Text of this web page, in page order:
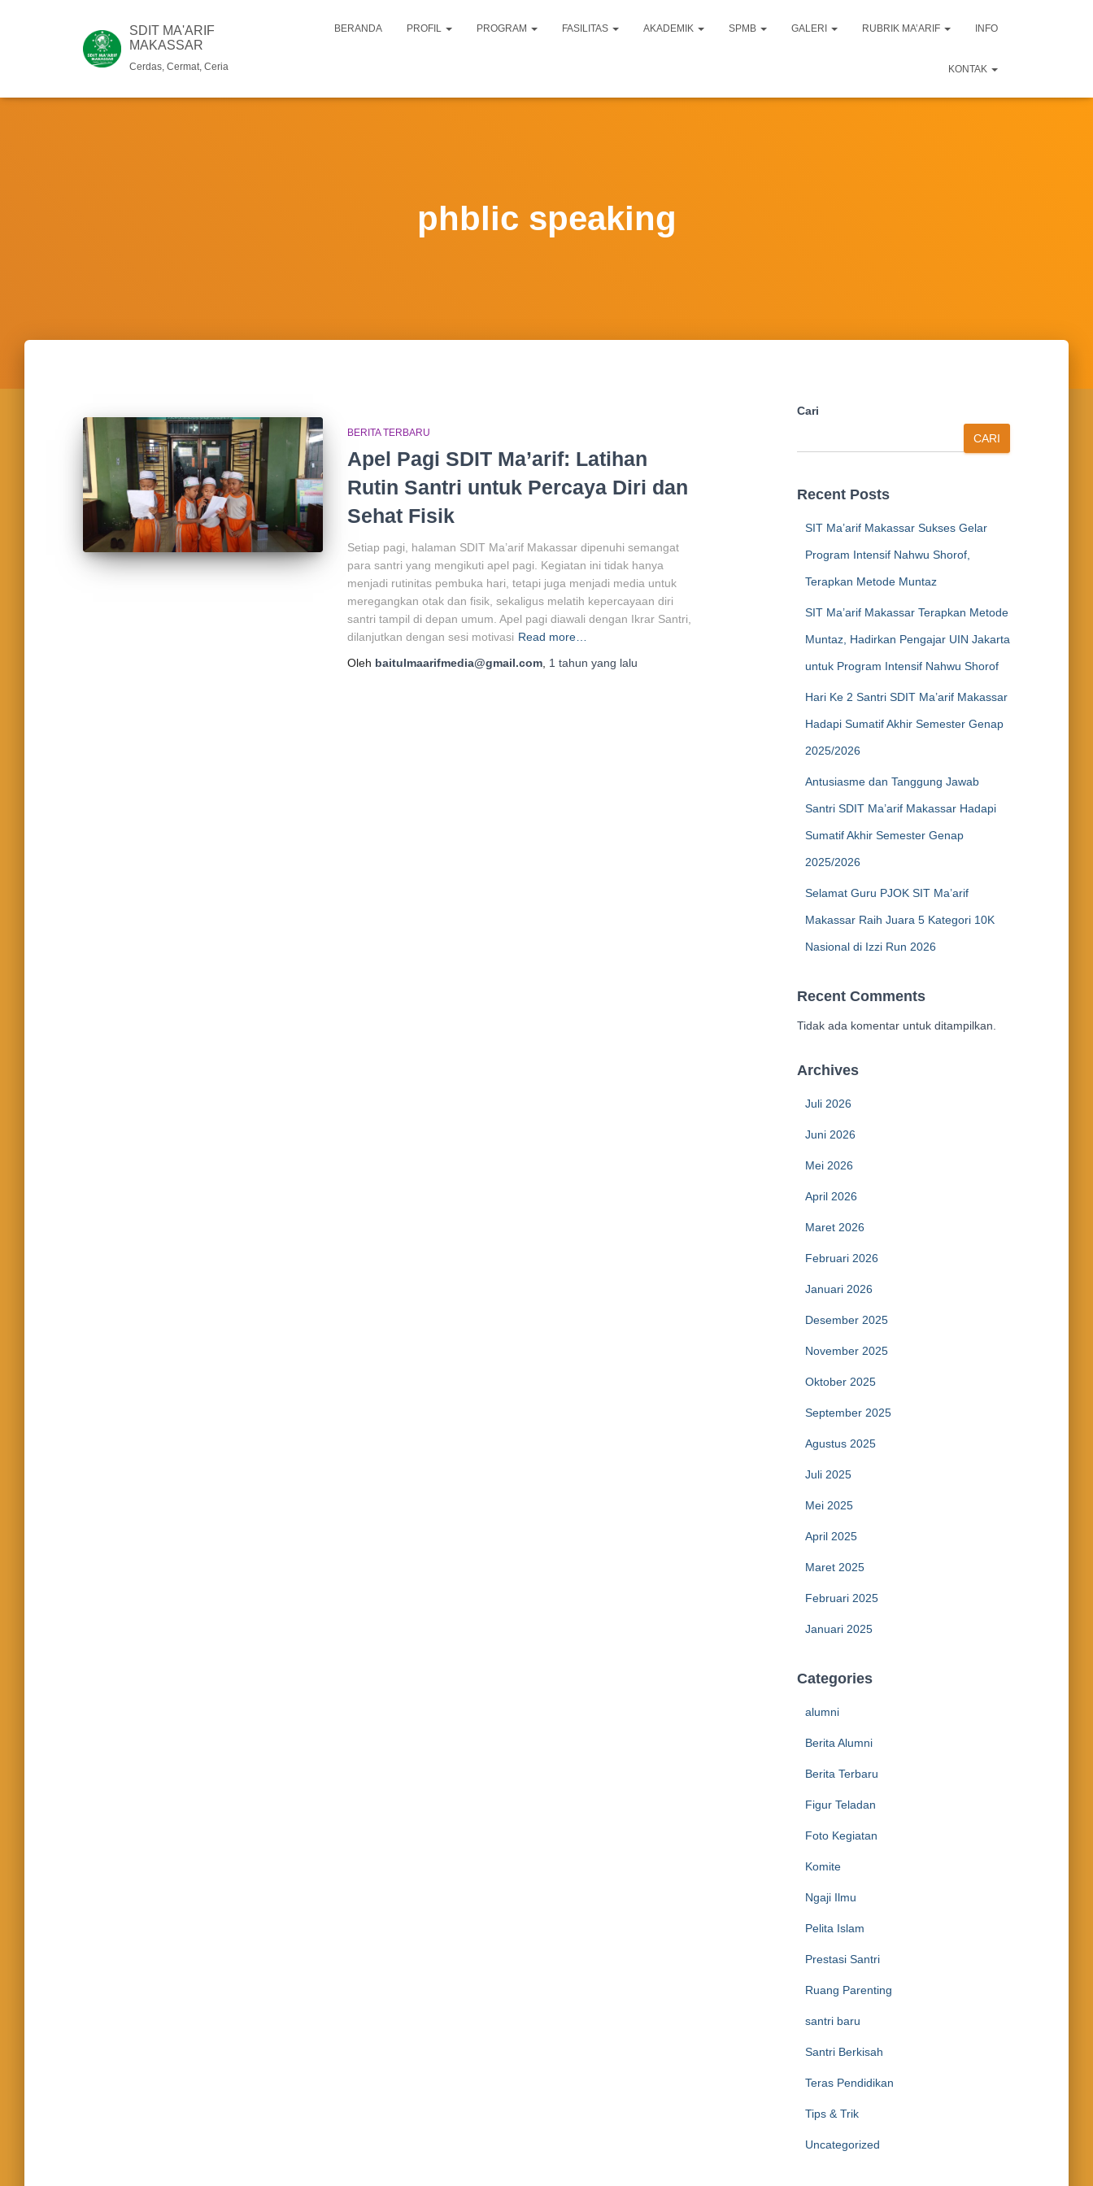
SDIT MA'ARIF
MAKASSAR
Cerdas, Cermat, Ceria
BERANDA PROFIL PROGRAM FASILITAS AKADEMIK SPMB GALERI RUBRIK MA’ARIF INFO
KONTAK
phblic speaking
BERITA TERBARU
Apel Pagi SDIT Ma’arif: Latihan
Rutin Santri untuk Percaya Diri dan
Sehat Fisik
Setiap pagi, halaman SDIT Ma’arif Makassar dipenuhi semangat
para santri yang mengikuti apel pagi. Kegiatan ini tidak hanya
menjadi rutinitas pembuka hari, tetapi juga menjadi media untuk
meregangkan otak dan fisik, sekaligus melatih kepercayaan diri
santri tampil di depan umum. Apel pagi diawali dengan Ikrar Santri,
dilanjutkan dengan sesi motivasi Read more…
Oleh baitulmaarifmedia@gmail.com 1 tahun yang lalu
Cari
CARI
Recent Posts
SIT Ma’arif Makassar Sukses Gelar
Program Intensif Nahwu Shorof,
Terapkan Metode Muntaz
SIT Ma’arif Makassar Terapkan Metode
Muntaz, Hadirkan Pengajar UIN Jakarta
untuk Program Intensif Nahwu Shorof
Hari Ke 2 Santri SDIT Ma’arif Makassar
Hadapi Sumatif Akhir Semester Genap
2025/2026
Antusiasme dan Tanggung Jawab
Santri SDIT Ma’arif Makassar Hadapi
Sumatif Akhir Semester Genap
2025/2026
Selamat Guru PJOK SIT Ma’arif
Makassar Raih Juara 5 Kategori 10K
Nasional di Izzi Run 2026
Recent Comments
Tidak ada komentar untuk ditampilkan.
Archives
Juli 2026
Juni 2026
Mei 2026
April 2026
Maret 2026
Februari 2026
Januari 2026
Desember 2025
November 2025
Oktober 2025
September 2025
Agustus 2025
Juli 2025
Mei 2025
April 2025
Maret 2025
Februari 2025
Januari 2025
Categories
alumni
Berita Alumni
Berita Terbaru
Figur Teladan
Foto Kegiatan
Komite
Ngaji Ilmu
Pelita Islam
Prestasi Santri
Ruang Parenting
santri baru
Santri Berkisah
Teras Pendidikan
Tips & Trik
Uncategorized